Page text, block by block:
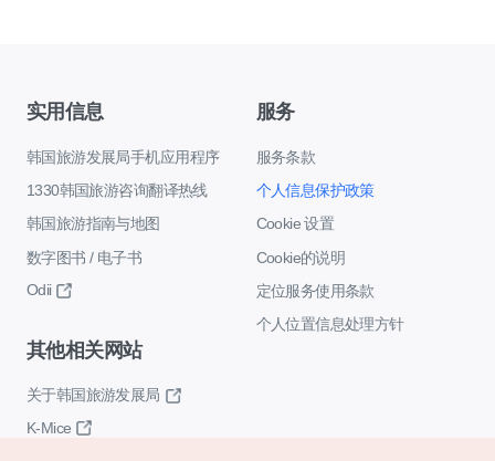
实用信息
韩国旅游发展局手机应用程序
1330韩国旅游咨询翻译热线
韩国旅游指南与地图
数字图书 / 电子书
Odii
服务
服务条款
个人信息保护政策
Cookie 设置
Cookie的说明
定位服务使用条款
个人位置信息处理方针
其他相关网站
关于韩国旅游发展局
K-Mice